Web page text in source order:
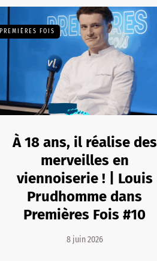
PREMIÈRES FOIS
À 18 ans, il réalise des
merveilles en
viennoiserie ! | Louis
Prudhomme dans
Premières Fois #10
8 juin 2026